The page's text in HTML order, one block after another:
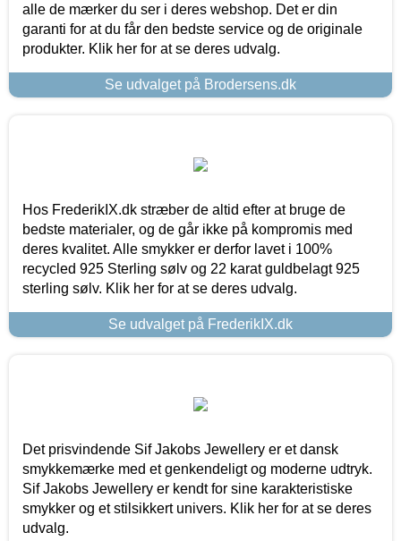
alle de mærker du ser i deres webshop. Det er din
garanti for at du får den bedste service og de originale
produkter. Klik her for at se deres udvalg.
Se udvalget på Brodersens.dk
Hos FrederikIX.dk stræber de altid efter at bruge de
bedste materialer, og de går ikke på kompromis med
deres kvalitet. Alle smykker er derfor lavet i 100%
recycled 925 Sterling sølv og 22 karat guldbelagt 925
sterling sølv. Klik her for at se deres udvalg.
Se udvalget på FrederikIX.dk
Det prisvindende Sif Jakobs Jewellery er et dansk
smykkemærke med et genkendeligt og moderne udtryk.
Sif Jakobs Jewellery er kendt for sine karakteristiske
smykker og et stilsikkert univers. Klik her for at se deres
udvalg.